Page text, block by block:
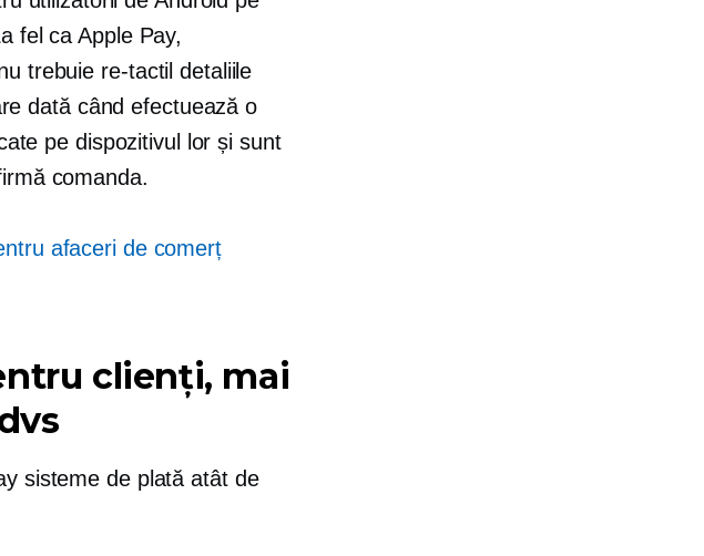
fel ca Apple Pay,
trebuie re-tactil detaliile
dată când efectuează o
pe dispozitivul lor și sunt
comanda.
afaceri de comerț
clienți, mai
sisteme de plată atât de